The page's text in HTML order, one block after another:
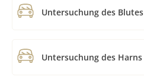
Untersuchung des Blutes
Untersuchung des Harns